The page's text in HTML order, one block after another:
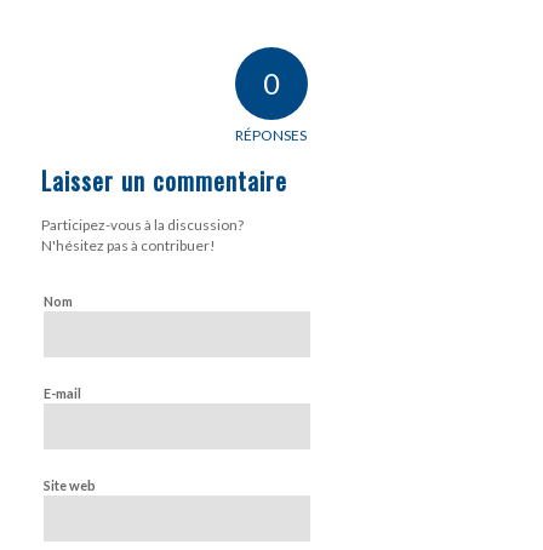
0
RÉPONSES
Laisser un commentaire
Participez-vous à la discussion?
N'hésitez pas à contribuer!
Nom
E-mail
Site web